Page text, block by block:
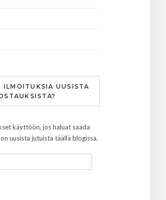
ILMOITUKSIA UUSISTA
käyttöön, jos haluat saada
uusista jutuista täällä blogissa.